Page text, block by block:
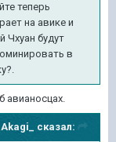
теперь
на авике и
Чхуан будут
в
авианосцах.
_Akagi_ сказал: